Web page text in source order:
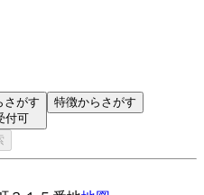
さがす
付可
特徴からさがす